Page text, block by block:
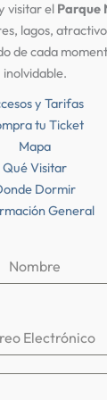
visitar el Parque
lagos,
de cada
inolvidable.
y Tarifas
tu Ticket
Mapa
Qué Visitar
Dormir
General
Nombre
Electrónico